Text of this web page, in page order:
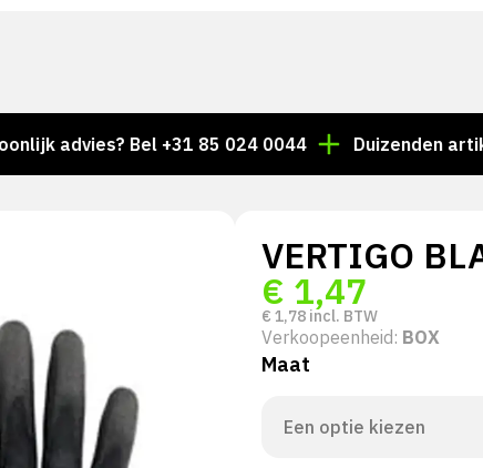
Bel +31 85 024 0044 Duizenden artikelen
VERTIGO
€ 1,47
€ 1,78 incl. BTW
Verkoopeenheid: BOX
Maat